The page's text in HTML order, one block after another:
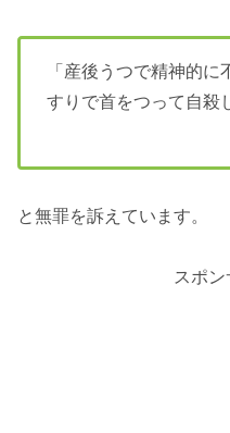
「産後うつで精神的
すりで首をつって自殺
と無罪を訴えています。
スポン